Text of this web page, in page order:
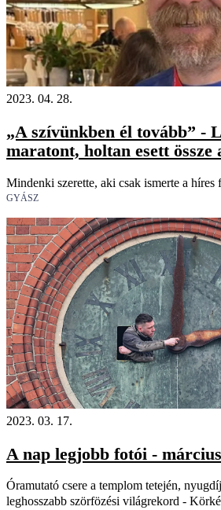
2023. 04. 28.
„A szívünkben él tovább” -
maratont, holtan esett össze
Mindenki szerette, aki csak ismerte a híres
GYÁSZ
2023. 03. 17.
A nap legjobb fotói -
Óramutató csere a templom tetején,
leghosszabb szörfözési világrekord -